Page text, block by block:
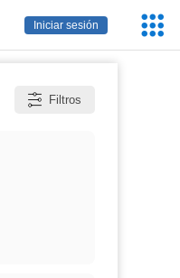
Iniciar sesión
Filtros